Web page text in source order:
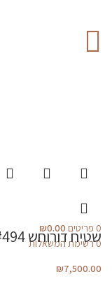
0 פריטים ₪0.00
0רשימת המשאלות
שטיח דורוחש #494
₪7,500.00